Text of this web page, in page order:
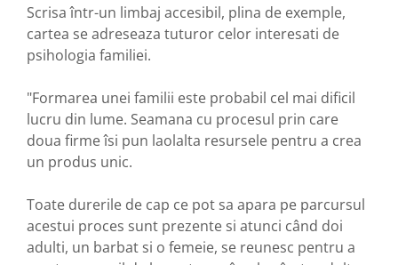
Scrisa într-un limbaj accesibil, plina de exemple,
cartea se adreseaza tuturor celor interesati de
psihologia familiei.
"Formarea unei familii este probabil cel mai dificil
lucru din lume. Seamana cu procesul prin care
doua firme îsi pun laolalta resursele pentru a crea
un produs unic.
Toate durerile de cap ce pot sa apara pe parcursul
acestui proces sunt prezente si atunci când doi
adulti, un barbat si o femeie, se reunesc pentru a